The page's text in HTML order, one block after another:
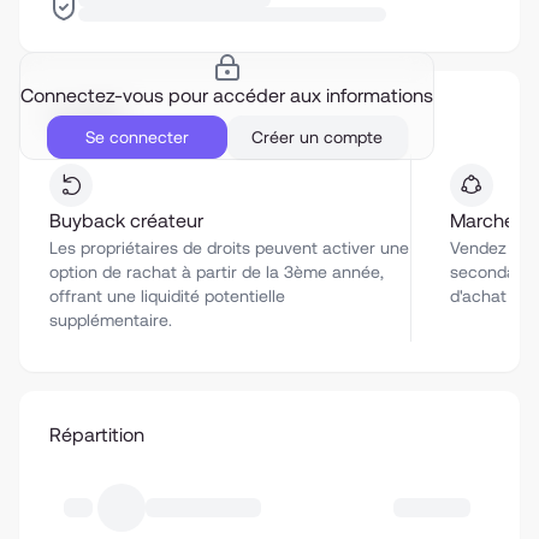
Connectez-vous pour accéder aux informations
Se connecter Créer un compte
Liquidité
Buyback créateur
Les propriétaires de droits peuvent activer une
option de rachat à partir de la 3ème année,
offrant une liquidité potentielle
supplémentaire.
Marché
Vendez
d'achat
Répartition